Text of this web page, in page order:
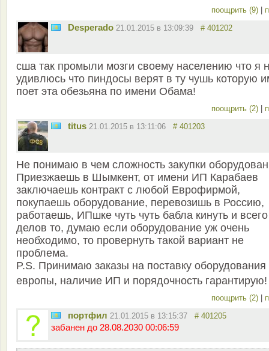
поощрить (9)
Desperado 21.01.2015 в 13:09:39 # 401202
сша так промыли мозги своему населению что я
удивлюсь что пиндосы верят в ту чушь которую
поет эта обезьяна по имени Обама!
поощрить (2)
titus 21.01.2015 в 13:11:06 # 401203
Не понимаю в чем сложность закупки
Приезжаешь в Шымкент, от имени ИП Карабаев
заключаешь контракт с любой Еврофирмой,
покупаешь оборудование, перевозишь в Россию,
работаешь, ИПшке чуть чуть бабла кинуть и всего
делов то, думаю если оборудование уж очень
необходимо, то провернуть такой вариант не
проблема.
P.S. Принимаю заказы на поставку оборудования
европы, наличие ИП и порядочность
поощрить (2)
портфил 21.01.2015 в 13:15:37 # 401205
забанен до 28.08.2030 00:06:59